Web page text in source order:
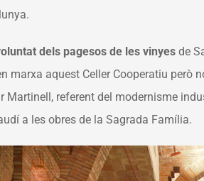
dels pagesos de les vinyes de
marxa aquest Celler Cooperatiu
Martinell, referent del modernisme
a les obres de la Sagrada Família.